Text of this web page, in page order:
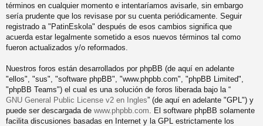
términos en cualquier momento e intentaríamos avisarle, sin embargo
sería prudente que los revisase por su cuenta periódicamente. Seguir
registrado a "PatinEskola" después de esos cambios significa que
acuerda estar legalmente sometido a esos nuevos términos tal como
fueron actualizados y/o reformados.
Nuestros foros están desarrollados por phpBB (de aquí en adelante
"ellos", "sus", "software phpBB", "www.phpbb.com", "phpBB Limited",
"phpBB Teams") el cual es una solución de foros liberada bajo la “
GNU General Public License v2 en Ingles” (de aquí en adelante "GPL") y
puede ser descargada de www.phpbb.com . El software phpBB solamente
facilita discusiones basadas en Internet y la GPL estrictamente los